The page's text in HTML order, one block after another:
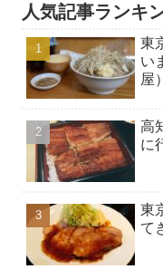
人気記事ランキ
東
い
屋
高
に
東
て